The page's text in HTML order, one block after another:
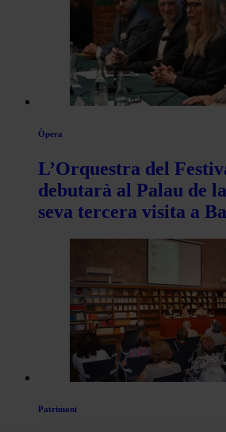
Òpera
L’Orquestra del
debutarà al Palau de
seva tercera visita a
Patrimoni